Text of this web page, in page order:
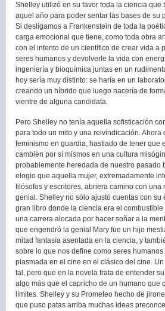
Shelley utilizó en su favor toda la ciencia que
aquel año para poder sentar las bases de su
Si desligamos a Frankenstein de toda la
carga emocional que tiene, como toda obra
con el intento de un científico de crear vida a
seres humanos y devolverle la vida con
ingeniería y bioquímica juntas en un
hoy sería muy distinto: se haría en un
creando un híbrido que luego nacería de
vientre de alguna candidata.
Pero Shelley no tenía aquella sofisticación
para todo un mito y una reivindicación. Ahora
feminismo en guardia, hastiado de tener que
cambien por sí mismos en una cultura
probablemente heredada de nuestro pasado
elogio que aquella mujer, extremadamente
filósofos y escritores, abriera camino con una
genial. Shelley no sólo ajustó cuentas con su
gran libro donde la ciencia era el
una carrera alocada por hacer soñar a la
que engendró la genial Mary fue un hijo
mitad fantasía asentada en la ciencia, y
sobre lo que nos define como seres
plasmada en el cine en el clásico del cine.
tal, pero que en la novela trata de entender
algo más que el capricho de un humano que
límites. Shelley y su Prometeo hecho de
que puso patas arriba muchas ideas